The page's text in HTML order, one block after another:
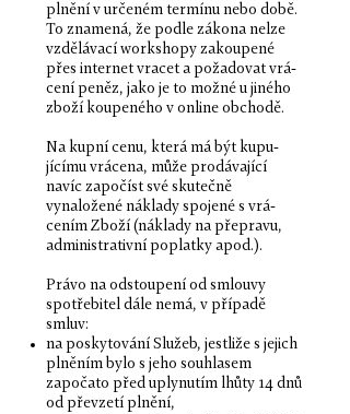
plnění v určeném ter­mínu nebo době.
To zna­mená, že podle zákona nelze
vzdělá­vací work­shopy zak­oupené
přes inter­net vracet a požadovat vrá­
cení peněz, jako je to možné u jiného
zboží koupeného v online obchodě.
Na kupní cenu, která má být kupu­
jícímu vrá­cena, může prodá­va­jící
navíc započíst své skutečně
vynaložené nák­lady spo­jené s vrá­
cením Zboží (nák­lady na přepravu,
admin­is­tra­tivní poplatky apod.).
Právo na odstoupení od smlouvy
spotřebi­tel dále nemá, v pří­padě
smluv:
na posky­tování Služeb, jestliže s jejich
plněním bylo s jeho souh­lasem
započato před uplynutím lhůty 14 dnů
od převzetí plnění,